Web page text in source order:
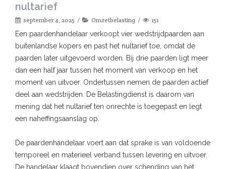
nultarief
september 4, 2025 Omzetbelasting 151
Een paardenhandelaar verkoopt vier wedstrijdpaarden aan
buitenlandse kopers en past het nultarief toe, omdat de
paarden later uitgevoerd worden. Bij drie paarden ligt meer
dan een half jaar tussen het moment van verkoop en het
moment van uitvoer. Ondertussen nemen de paarden actief
deel aan wedstrijden. De Belastingdienst is daarom van
mening dat het nultarief ten onrechte is toegepast en legt
een naheffingsaanslag op.
De paardenhandelaar voert aan dat sprake is van voldoende
temporeel en materieel verband tussen levering en uitvoer.
De handelaar klaagt bovendien over schending van het